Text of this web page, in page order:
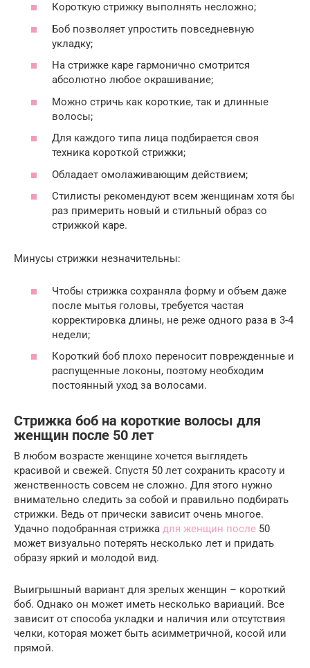
Короткую стрижку выполнять несложно;
Боб позволяет упростить повседневную
укладку;
На стрижке каре гармонично смотрится
абсолютно любое окрашивание;
Можно стричь как короткие, так и длинные
волосы;
Для каждого типа лица подбирается своя
техника короткой стрижки;
Обладает омолаживающим действием;
Стилисты рекомендуют всем женщинам хотя бы
раз примерить новый и стильный образ со
стрижкой каре.
Минусы стрижки незначительны:
Чтобы стрижка сохраняла форму и объем даже
после мытья головы, требуется частая
корректировка длины, не реже одного раза в 3-4
недели;
Короткий боб плохо переносит поврежденные и
распущенные локоны, поэтому необходим
постоянный уход за волосами.
Стрижка боб на короткие волосы для
женщин после 50 лет
В любом возрасте женщине хочется выглядеть
красивой и свежей. Спустя 50 лет сохранить красоту и
женственность совсем не сложно. Для этого нужно
внимательно следить за собой и правильно подбирать
стрижки. Ведь от прически зависит очень многое.
Удачно подобранная стрижка для женщин после 50
может визуально потерять несколько лет и придать
образу яркий и молодой вид.
Выигрышный вариант для зрелых женщин – короткий
боб. Однако он может иметь несколько вариаций. Все
зависит от способа укладки и наличия или отсутствия
челки, которая может быть асимметричной, косой или
прямой.